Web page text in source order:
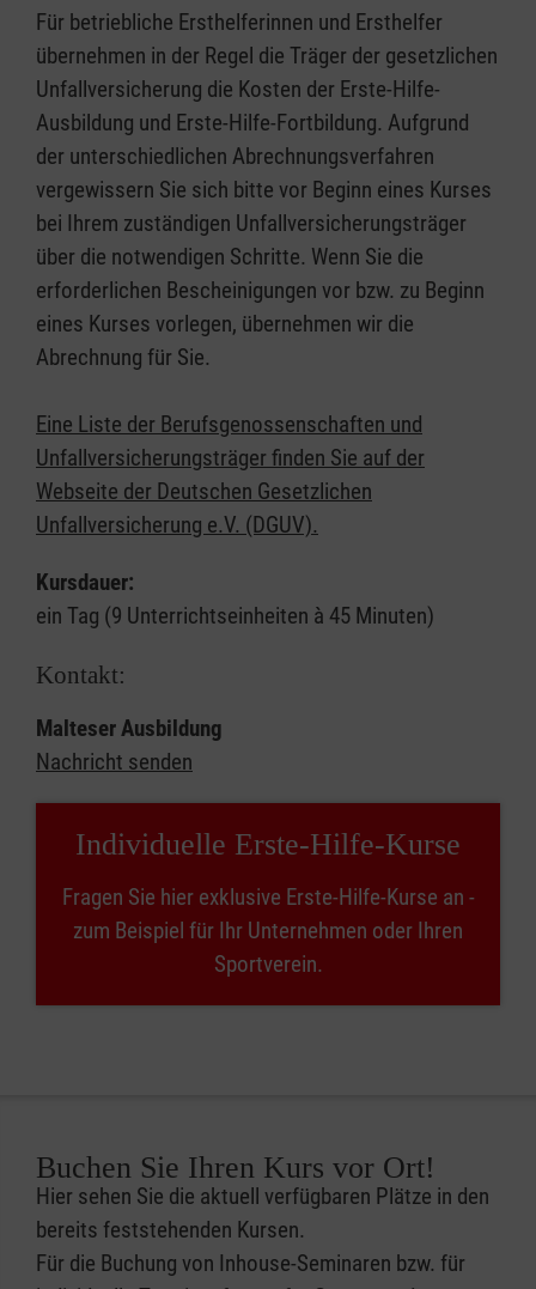
Für betriebliche Ersthelferinnen und Ersthelfer
übernehmen in der Regel die Träger der gesetzlichen
Unfallversicherung die Kosten der Erste-Hilfe-
Ausbildung und Erste-Hilfe-Fortbildung. Aufgrund
der unterschiedlichen Abrechnungsverfahren
vergewissern Sie sich bitte vor Beginn eines Kurses
bei Ihrem zuständigen Unfallversicherungsträger
über die notwendigen Schritte. Wenn Sie die
erforderlichen Bescheinigungen vor bzw. zu Beginn
eines Kurses vorlegen, übernehmen wir die
Abrechnung für Sie.
Eine Liste der Berufsgenossenschaften und
Unfallversicherungsträger finden Sie auf der
Webseite der Deutschen Gesetzlichen
Unfallversicherung e.V. (DGUV).
Kursdauer:
ein Tag (9 Unterrichtseinheiten à 45 Minuten)
Kontakt:
Malteser Ausbildung
Nachricht senden
Individuelle Erste-Hilfe-Kurse
Fragen Sie hier exklusive Erste-Hilfe-Kurse an -
zum Beispiel für Ihr Unternehmen oder Ihren
Sportverein.
Buchen Sie Ihren Kurs vor Ort!
Hier sehen Sie die aktuell verfügbaren Plätze in den
bereits feststehenden Kursen.
Für die Buchung von Inhouse-Seminaren bzw. für